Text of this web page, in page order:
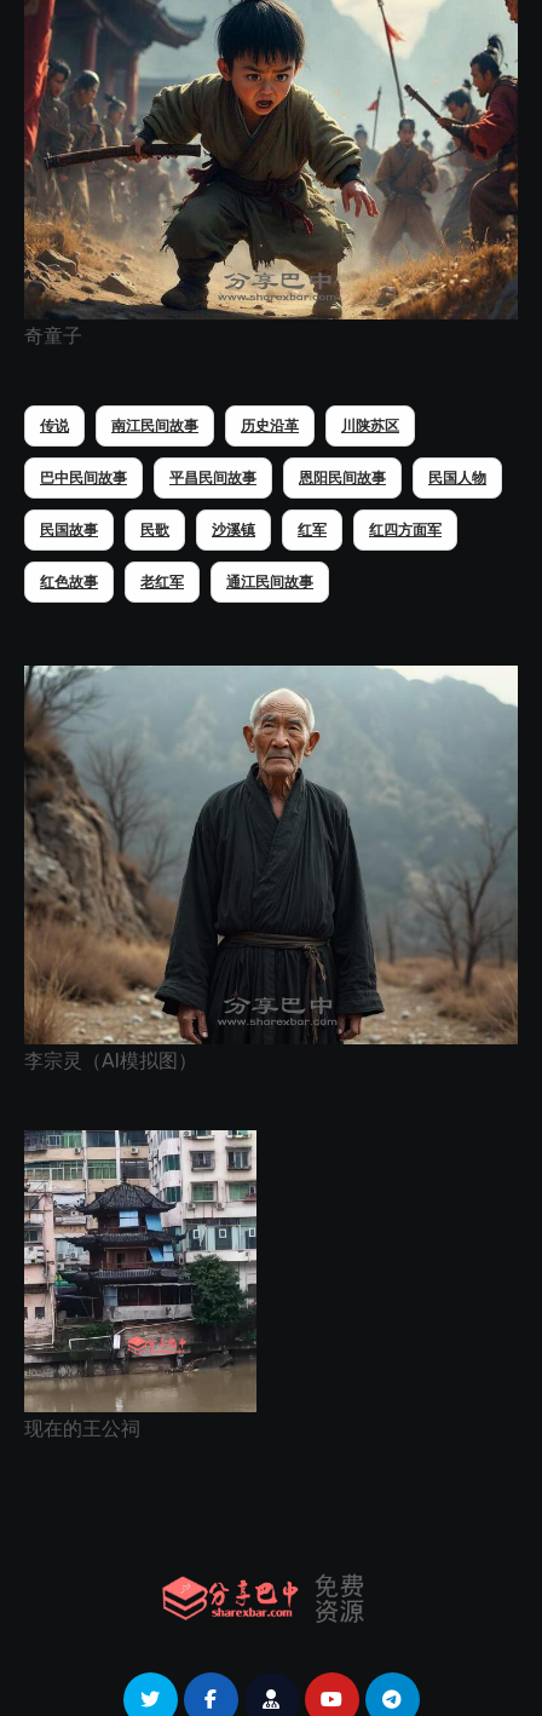
奇童子
传说 南江民间故事 历史沿革 川陕苏区
巴中民间故事 平昌民间故事 恩阳民间故事 民国人物
民国故事 民歌 沙溪镇 红军 红四方面军
红色故事 老红军 通江民间故事
李宗灵（AI模拟图）
现在的王公祠